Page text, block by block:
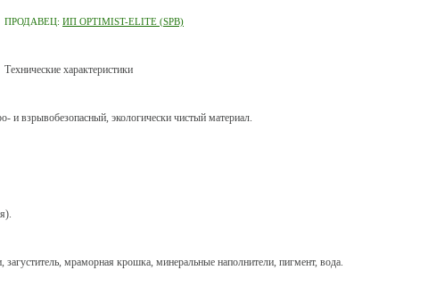
ПРОДАВЕЦ: ИП OPTIMIST-ELITE (SPB)
Технические характеристики
и взрывобезопасный, экологически чистый материал.
мраморная крошка, минеральные наполнители, пигмент, вода.